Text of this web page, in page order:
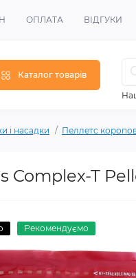
ОПЛАТА ВІДГУКИ
Каталог товарів
і насадки Пеллетc
Complex-T
Рекомендуємо